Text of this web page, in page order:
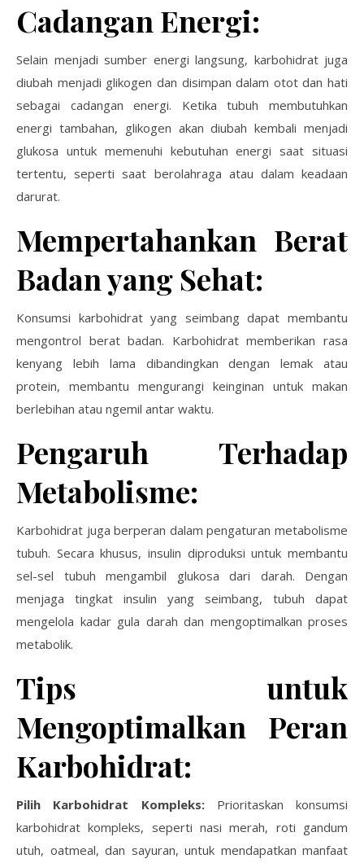
Cadangan Energi:
Selain menjadi sumber energi langsung, karbohidrat juga
diubah menjadi glikogen dan disimpan dalam otot dan hati
sebagai cadangan energi. Ketika tubuh membutuhkan
energi tambahan, glikogen akan diubah kembali menjadi
glukosa untuk memenuhi kebutuhan energi saat situasi
tertentu, seperti saat berolahraga atau dalam keadaan
darurat.
Mempertahankan Berat
Badan yang Sehat:
Konsumsi karbohidrat yang seimbang dapat membantu
mengontrol berat badan. Karbohidrat memberikan rasa
kenyang lebih lama dibandingkan dengan lemak atau
protein, membantu mengurangi keinginan untuk makan
berlebihan atau ngemil antar waktu.
Pengaruh Terhadap
Metabolisme:
Karbohidrat juga berperan dalam pengaturan metabolisme
tubuh. Secara khusus, insulin diproduksi untuk membantu
sel-sel tubuh mengambil glukosa dari darah. Dengan
menjaga tingkat insulin yang seimbang, tubuh dapat
mengelola kadar gula darah dan mengoptimalkan proses
metabolik.
Tips untuk
Mengoptimalkan Peran
Karbohidrat:
Pilih Karbohidrat Kompleks:Prioritaskan konsumsi
karbohidrat kompleks, seperti nasi merah, roti gandum
utuh, oatmeal, dan sayuran, untuk mendapatkan manfaat